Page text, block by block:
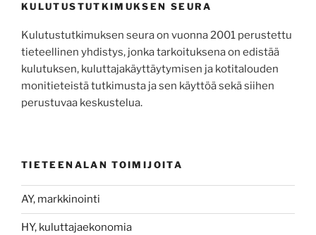
KULUTUSTUTKIMUKSEN SEURA
Kulutustutkimuksen seura on vuonna 2001 perustettu
tieteellinen yhdistys, jonka tarkoituksena on edistää
kulutuksen, kuluttajakäyttäytymisen ja kotitalouden
monitieteistä tutkimusta ja sen käyttöä sekä siihen
perustuvaa keskustelua.
TIETEENALAN TOIMIJOITA
AY, markkinointi
HY, kuluttajaekonomia